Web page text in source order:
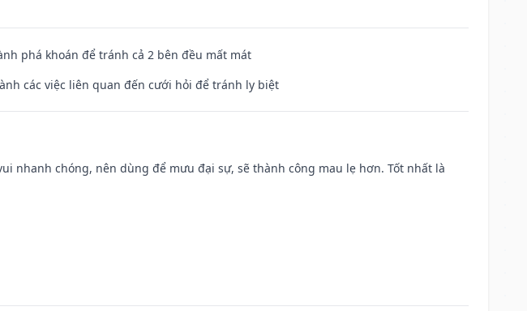
phá khoán để tránh cả 2 bên đều mất mát
các việc liên quan đến cưới hỏi để tránh ly biệt
nhanh chóng, nên dùng để mưu đại sự, sẽ thành công mau lẹ hơn. Tốt nhất là